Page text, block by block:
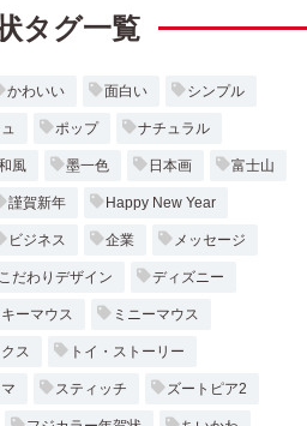
タグ一覧
かわいい 面白い シンプル
ポップ ナチュラル
風 墨一色 日本画 富士山
謹賀新年 Happy New Year
ビジネス 企業 メッセージ
こだわりデザイン ディズニー
キーマウス ミニーマウス
ス トイ・ストーリー
スティッチ ズートピア2